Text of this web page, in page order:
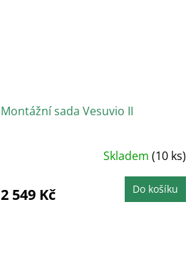
Montážní sada Vesuvio II
Skladem (10 ks)
2 549 Kč Do košíku